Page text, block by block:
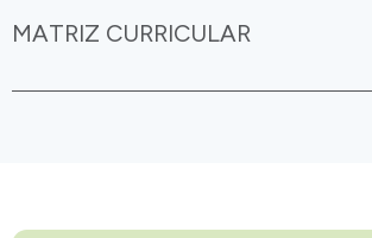
MATRIZ CURRICULAR